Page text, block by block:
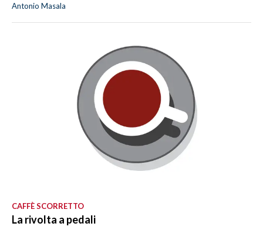
Antonio Masala
CAFFÈ SCORRETTO
La rivolta a pedali